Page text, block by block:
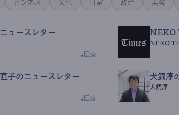
ビジネス 文化 日常 政治 美容
ュースレター
# 医療
NEKO
NEKO
子のニュースレター
# 医療
犬飼淳
犬飼淳